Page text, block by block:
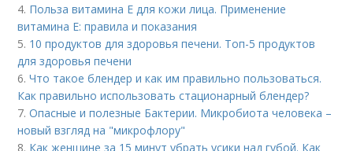
4. Польза витамина Е для кожи лица. Применение
витамина E: правила и показания
5. 10 продуктов для здоровья печени. Топ-5 продуктов
для здоровья печени
6.Что такое блендер и как им правильно пользоваться.
Как правильно использовать стационарный блендер?
7.Опасные и полезные Бактерии. Микробиота человека –
новый взгляд на "микрофлору"
8. Как женщине за 15 минут убрать усики над губой. Как